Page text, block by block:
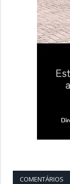
COMENTÁRIOS